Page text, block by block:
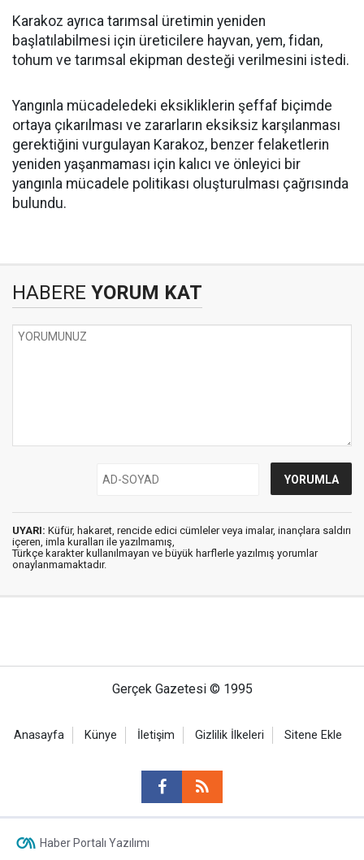
Karakoz ayrıca tarımsal üretimin yeniden
başlatılabilmesi için üreticilere hayvan, yem, fidan,
tohum ve tarımsal ekipman desteği verilmesini istedi.
Yangınla mücadeledeki eksikliklerin şeffaf biçimde
ortaya çıkarılması ve zararların eksiksiz karşılanması
gerektiğini vurgulayan Karakoz, benzer felaketlerin
yeniden yaşanmaması için kalıcı ve önleyici bir
yangınla mücadele politikası oluşturulması çağrısında
bulundu.
HABERE YORUM KAT
UYARI: Küfür, hakaret, rencide edici cümleler veya imalar, inançlara saldırı
içeren, imla kuralları ile yazılmamış,
Türkçe karakter kullanılmayan ve büyük harflerle yazılmış yorumlar
onaylanmamaktadır.
Gerçek Gazetesi © 1995
Anasayfa Künye İletişim Gizlilik İlkeleri Sitene Ekle
Haber Portalı Yazılımı